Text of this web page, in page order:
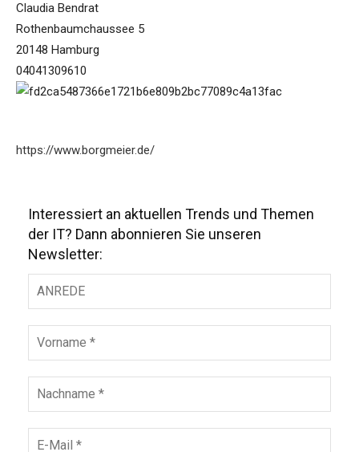
Claudia Bendrat
Rothenbaumchaussee 5
20148 Hamburg
04041309610
https://www.borgmeier.de/
Interessiert an aktuellen Trends und Themen
der IT? Dann abonnieren Sie unseren
Newsletter: